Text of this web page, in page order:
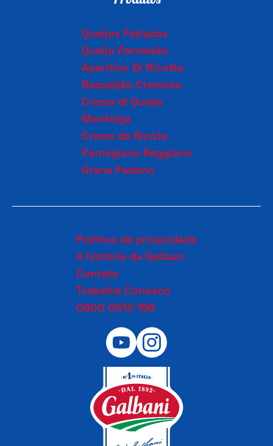
Queijos Fatiados
Queijo Parmesão
Aperitivo Di Ricotta
Requeijão Cremoso
Crema di Queijo
Manteiga
Creme de Ricota
Parmigiano Reggiano
Grana Padano
Política de privacidade
A história da Galbani
Contato
Trabalhe Conosco
0800 0512 198